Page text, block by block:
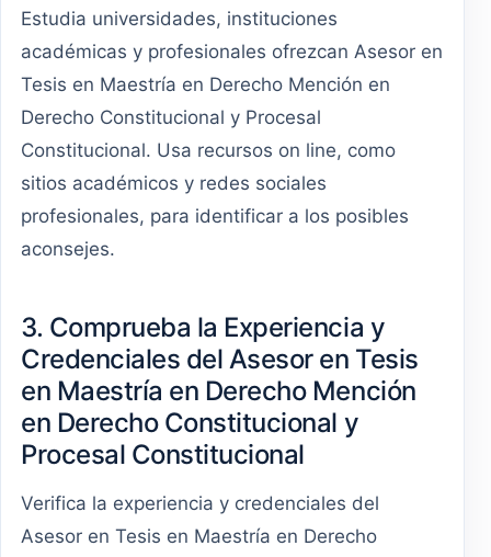
Estudia universidades, instituciones
académicas y profesionales ofrezcan Asesor en
Tesis en Maestría en Derecho Mención en
Derecho Constitucional y Procesal
Constitucional. Usa recursos on line, como
sitios académicos y redes sociales
profesionales, para identificar a los posibles
aconsejes.
3. Comprueba la Experiencia y
Credenciales del Asesor en Tesis
en Maestría en Derecho Mención
en Derecho Constitucional y
Procesal Constitucional
Verifica la experiencia y credenciales del
Asesor en Tesis en Maestría en Derecho